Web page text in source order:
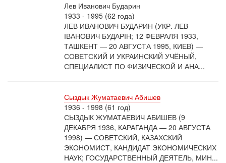
Лев Иванович Бударин
1933 - 1995 (62 года)
ЛЕВ ИВАНОВИЧ БУДАРИН (УКР. ЛЕВ
ІВАНОВИЧ БУДАРІН; 12 ФЕВРАЛЯ 1933,
ТАШКЕНТ — 20 АВГУСТА 1995, КИЕВ) —
СОВЕТСКИЙ И УКРАИНСКИЙ УЧЁНЫЙ,
СПЕЦИАЛИСТ ПО ФИЗИЧЕСКОЙ И АНА...
Сыздык Жуматаевич Абишев
1936 - 1998 (61 год)
СЫЗДЫК ЖУМАТАЕВИЧ АБИШЕВ (9
ДЕКАБРЯ 1936, КАРАГАНДА — 20 АВГУСТА
1998) — СОВЕТСКИЙ, КАЗАХСКИЙ
ЭКОНОМИСТ, КАНДИДАТ ЭКОНОМИЧЕСКИХ
НАУК; ГОСУДАРСТВЕННЫЙ ДЕЯТЕЛЬ, МИН...